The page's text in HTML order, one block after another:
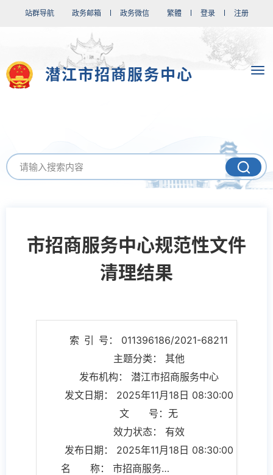
站群导航 政务邮箱 政务微信 繁體 登录 注册
潜江市招商服务中心
市招商服务中心规范性文件
清理结果
索 引 号： 011396186/2021-68211
主题分类： 其他
发布机构： 潜江市招商服务中心
发文日期： 2025年11月18日 08:30:00
文 号：无
效力状态： 有效
发布日期： 2025年11月18日 08:30:00
名 称： 市招商服务中心规范性文件清理结果